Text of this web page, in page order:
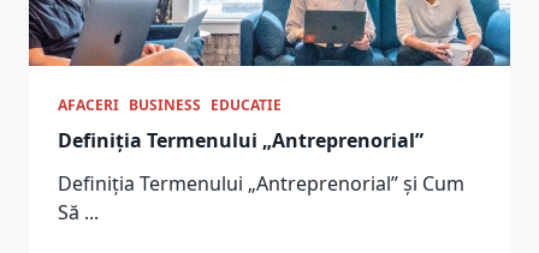
AFACERI BUSINESS EDUCATIE
Definiția Termenului „Antreprenorial”
Definiția Termenului „Antreprenorial” și Cum
Să ...